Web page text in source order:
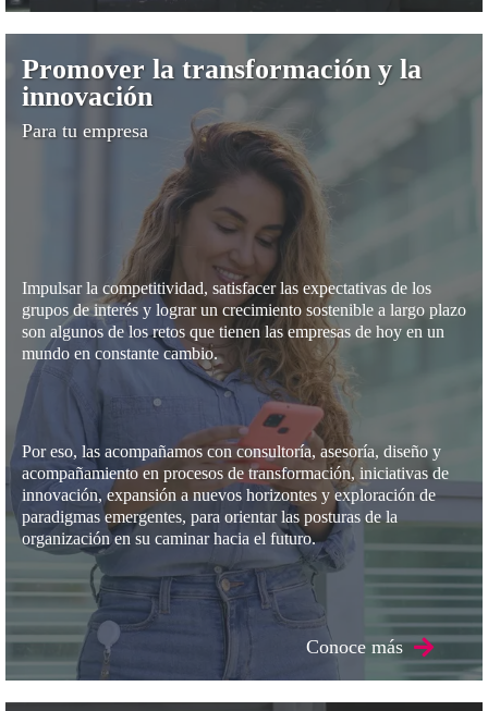
Promover la transformación y la
innovación
Para tu empresa
Promover la transformación y la innovación
Impulsar la competitividad, satisfacer las expectativas de los
grupos de interés y lograr un crecimiento sostenible a largo plazo
son algunos de los retos que tienen las empresas de hoy en un
mundo en constante cambio.
Por eso, las acompañamos con consultoría, asesoría, diseño y
acompañamiento en procesos de transformación, iniciativas de
innovación, expansión a nuevos horizontes y exploración de
paradigmas emergentes, para orientar las posturas de la
organización en su caminar hacia el futuro.
Conoce más